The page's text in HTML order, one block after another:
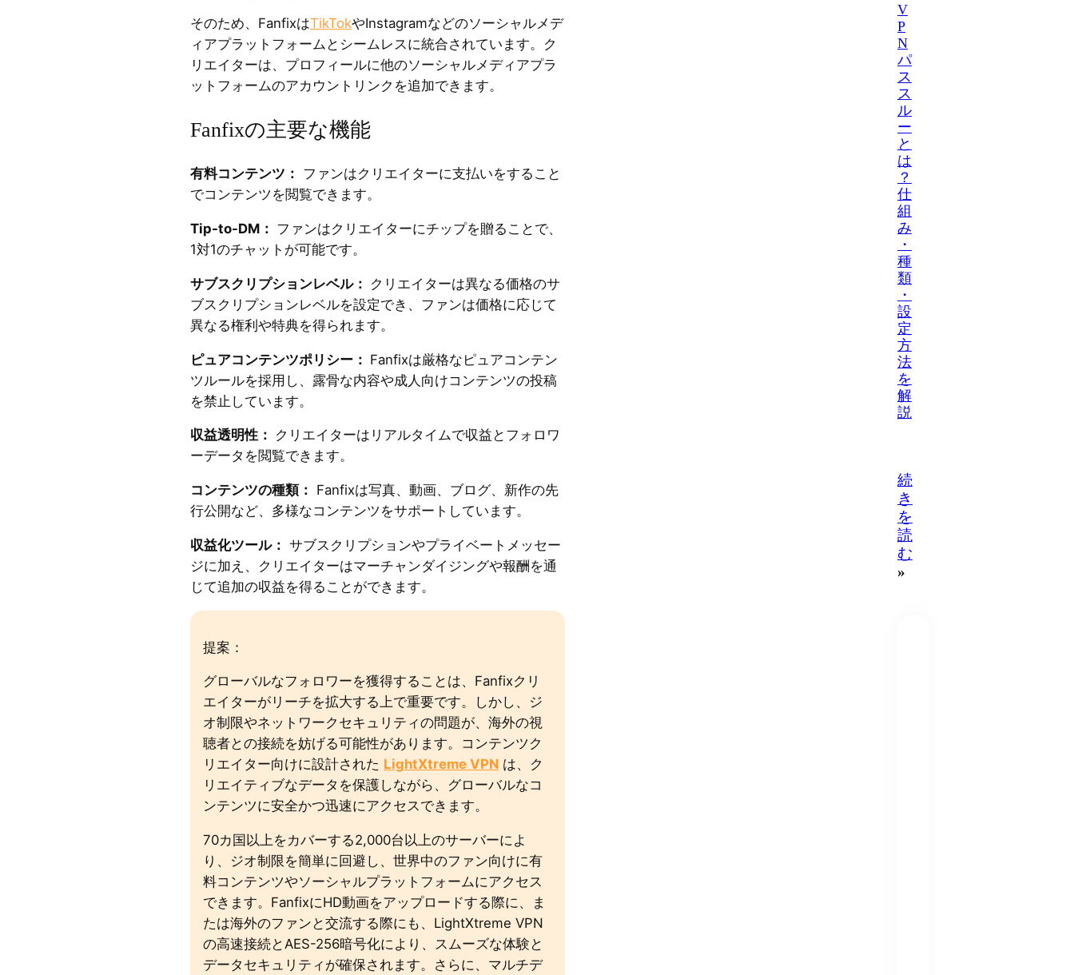
そのため、FanfixはTikTokやInstagramなどのソーシャルメデ
ィアプラットフォームとシームレスに統合されています。ク
リエイターは、プロフィールに他のソーシャルメディアプラ
ットフォームのアカウントリンクを追加できます。
Fanfixの主要な機能
有料コンテンツ： ファンはクリエイターに支払いをすること
でコンテンツを閲覧できます。
Tip-to-DM： ファンはクリエイターにチップを贈ることで、
1対1のチャットが可能です。
サブスクリプションレベル： クリエイターは異なる価格のサ
ブスクリプションレベルを設定でき、ファンは価格に応じて
異なる権利や特典を得られます。
ピュアコンテンツポリシー： Fanfixは厳格なピュアコンテン
ツルールを採用し、露骨な内容や成人向けコンテンツの投稿
を禁止しています。
収益透明性： クリエイターはリアルタイムで収益とフォロワ
ーデータを閲覧できます。
コンテンツの種類： Fanfixは写真、動画、ブログ、新作の先
行公開など、多様なコンテンツをサポートしています。
収益化ツール： サブスクリプションやプライベートメッセー
ジに加え、クリエイターはマーチャンダイジングや報酬を通
じて追加の収益を得ることができます。
提案：
グローバルなフォロワーを獲得することは、Fanfixクリ
エイターがリーチを拡大する上で重要です。しかし、ジ
オ制限やネットワークセキュリティの問題が、海外の視
聴者との接続を妨げる可能性があります。コンテンツク
リエイター向けに設計された LightXtreme VPN は、ク
リエイティブなデータを保護しながら、グローバルなコ
ンテンツに安全かつ迅速にアクセスできます。
70カ国以上をカバーする2,000台以上のサーバーによ
り、ジオ制限を簡単に回避し、世界中のファン向けに有
料コンテンツやソーシャルプラットフォームにアクセス
できます。FanfixにHD動画をアップロードする際に、ま
たは海外のファンと交流する際にも、LightXtreme VPN
の高速接続とAES-256暗号化により、スムーズな体験と
データセキュリティが確保されます。さらに、マルチデ
V
P
N
パ
ス
ス
ル
ー
と
は
？
仕
組
み
・
種
類
・
設
定
方
法
を
解
説
続
き
を
読
む
»